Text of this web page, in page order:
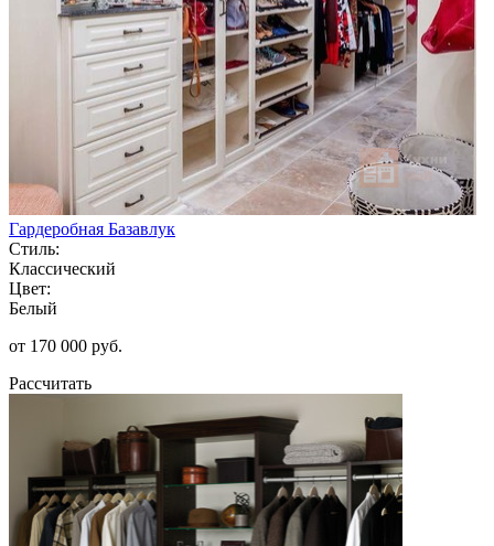
Гардеробная Базавлук
Стиль:
Классический
Цвет:
Белый
от 170 000 руб.
Рассчитать